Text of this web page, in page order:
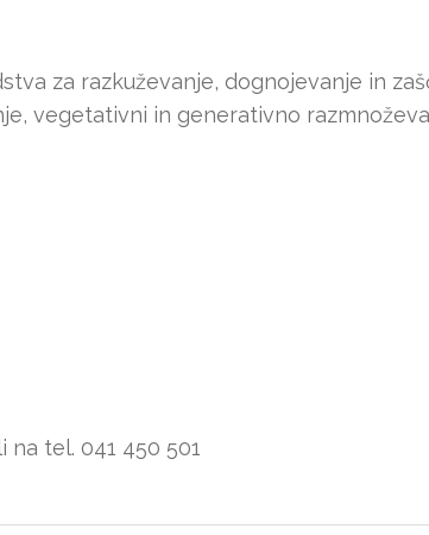
za razkuževanje, dognojevanje in
vegetativni in generativno
na tel. 041 450 501